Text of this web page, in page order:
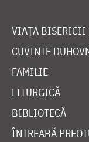
VIAȚA BISERICII
CUVINTE
FAMILIE
LITURGICĂ
BIBLIOTECĂ
ÎNTREABĂ